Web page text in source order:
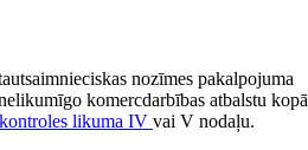
nozīmes pakalpojuma
komercdarbības atbalstu kopā
likuma IV vai V nodaļu.